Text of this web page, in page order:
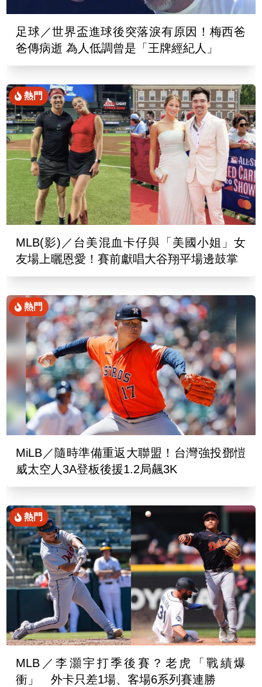
足球／世界盃進球後突落淚有原因！梅西爸
爸傳病逝 為人低調曾是「王牌經紀人」
熱門
MLB(影)／台美混血卡仔與「美國小姐」女
友場上曬恩愛！賽前獻唱大谷翔平場邊鼓掌
熱門
MiLB／隨時準備重返大聯盟！台灣強投鄧愷
威太空人3A登板後援1.2局飆3K
熱門
MLB／李灝宇打季後賽？老虎「戰績爆
衝」 外卡只差1場、客場6系列賽連勝